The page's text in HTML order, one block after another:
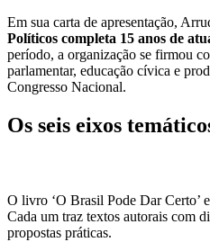
Em sua carta de apresentação,
Políticos completa 15 anos de
período, a organização se firmou
parlamentar, educação cívica e
Congresso Nacional.
Os seis eixos
O livro ‘O Brasil Pode Dar Certo’
Cada um traz textos autorais com
propostas práticas.